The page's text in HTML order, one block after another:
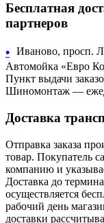
Бесплатная
партнеров
• Иваново, просп.
Автомойка «Евро
Пункт выдачи
Шиномонтаж —
Доставка
Отправка заказа
товар. Покупатель
компанию и
Доставка до
осуществляется
рабочий день
доставки